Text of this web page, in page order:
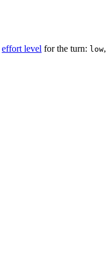
effort level for the turn: low,